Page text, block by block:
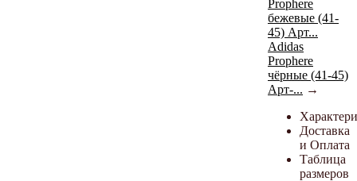
Prophere
бежевые (41-
45) Арт...
Adidas
Prophere
чёрные (41-45)
Арт-... →
Доставка
и Оплата
Таблица
размеров